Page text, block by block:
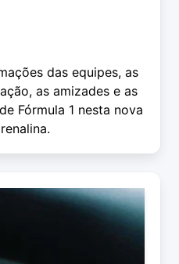
das equipes, as
as amizades e as
Fórmula 1 nesta nova